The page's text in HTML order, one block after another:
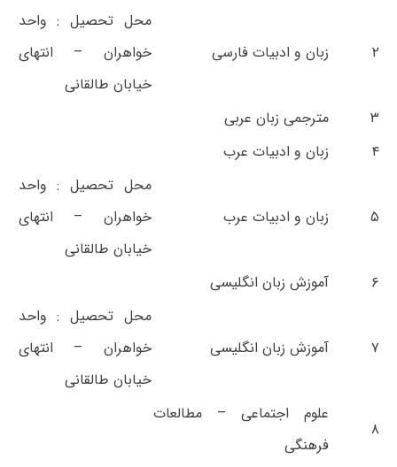
۲ زبان و ادبیات فارسی
محل تحصیل : واحد
خواهران – انتهای
خیابان طالقانی
۳
مترجمی زبان عربی
۴
زبان و ادبیات عرب
۵ زبان و ادبیات عرب
محل تحصیل : واحد
خواهران – انتهای
خیابان طالقانی
۶
آموزش زبان انگلیسی
۷ آموزش زبان انگلیسی
محل تحصیل : واحد
خواهران – انتهای
خیابان طالقانی
۸
علوم اجتماعی – مطالعات
فرهنگی